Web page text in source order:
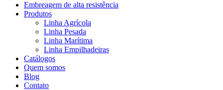
Embreagem de alta resistência
Produtos
Linha Agrícola
Linha Pesada
Linha Marítima
Linha Empilhadeiras
Catálogos
Quem somos
Blog
Contato